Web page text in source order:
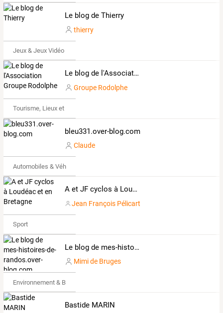
Le blog de Thierry
thierry
Jeux & Jeux Vidéo
Le blog de l'Association Groupe Rodolphe
Groupe Rodolphe
Tourisme, Lieux et Événements
bleu331.over-blog.com
Claude
Automobiles & Véhicules
A et JF cyclos à Loudéac et en Bretagne
Jean François Pélicart
Sport
Le blog de mes-histoires-de-randos.over-blog.com
Mimi de Bruges
Environnement & Bio
Bastide MARIN